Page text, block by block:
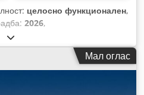
целосно функционален,
2026,
Мал оглас